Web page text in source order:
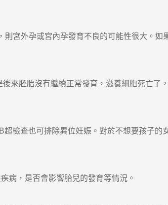
外孕或宮內孕發育不良的可能性很大。如
胚胎沒有繼續正常發育，滋養細胞死亡了
查也可排除異位妊娠。對於不想要孩子的
，是否會影響胎兒的發育等情況。